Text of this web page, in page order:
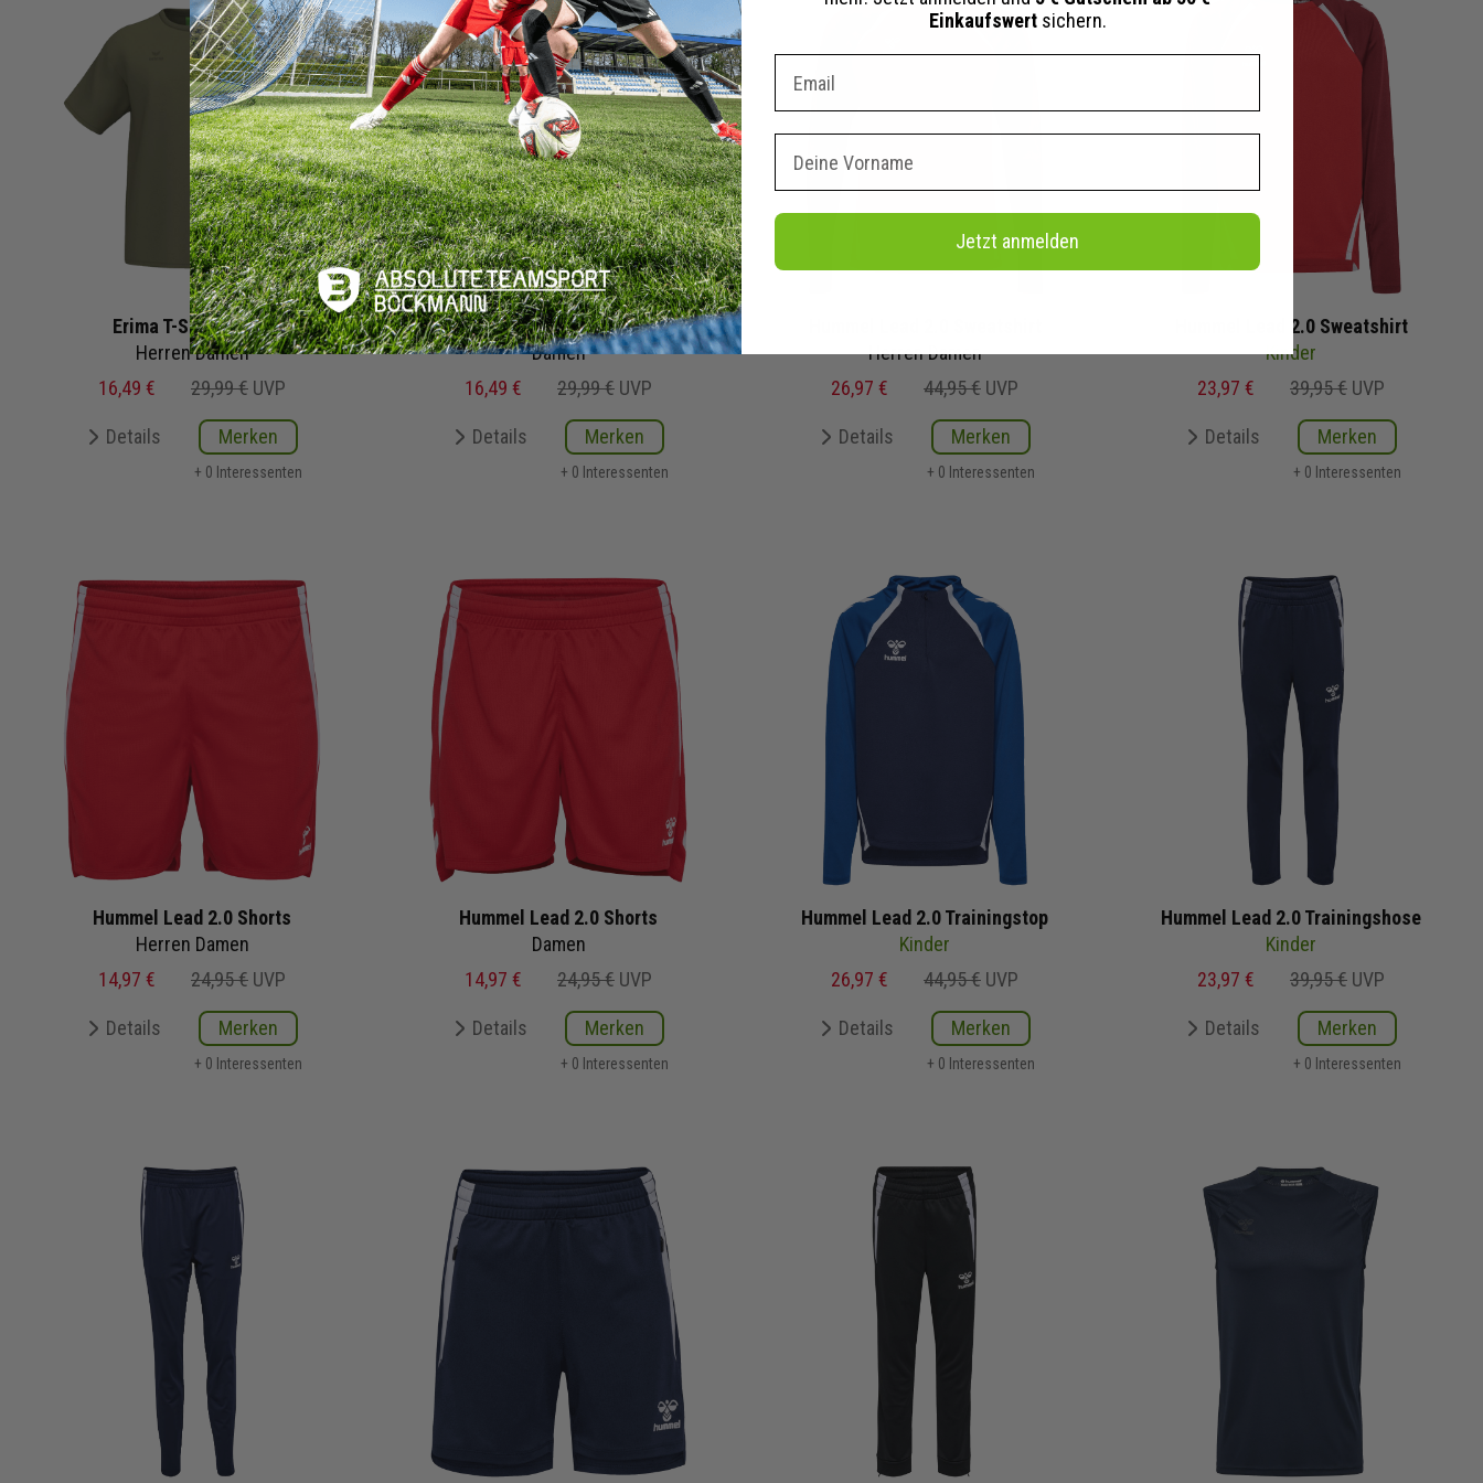
Erima T-Shirt CMPT
Herren Damen
16,49 €
29,99 € UVP
Details Merken
+ 0 Interessenten
Erima Damen T-Shirt CMPT
Damen
16,49 €
29,99 € UVP
Details Merken
+ 0 Interessenten
Herren Damen
26,97 €
44,95 € UVP
Details Merken
+ 0 Interessenten
Hummel Lead 2.0 Sweatshirt
Kinder
23,97 €
39,95 € UVP
Details Merken
+ 0 Interessenten
Hummel Lead 2.0 Shorts
Herren Damen
14,97 €
24,95 € UVP
Details Merken
+ 0 Interessenten
Hummel Lead 2.0 Shorts
Damen
14,97 €
24,95 € UVP
Details Merken
+ 0 Interessenten
Hummel Lead 2.0 Trainingstop
Kinder
26,97 €
44,95 € UVP
Details Merken
+ 0 Interessenten
Hummel Lead 2.0 Trainingshose
Kinder
23,97 €
39,95 € UVP
Details Merken
+ 0 Interessenten
Einkaufswertsichern.
Jetzt anmelden